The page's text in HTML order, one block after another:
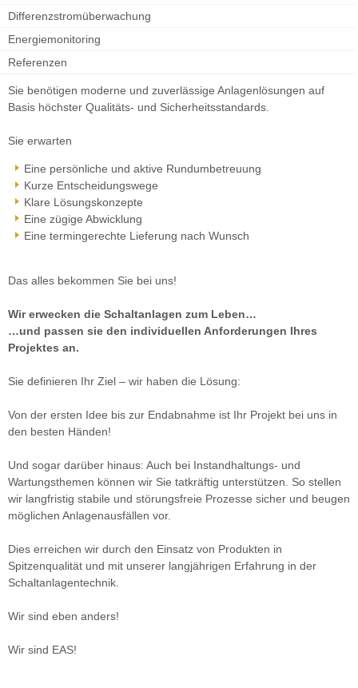
Differenzstromüberwachung
Energiemonitoring
Referenzen
Sie benötigen moderne und zuverlässige Anlagenlösungen auf
Basis höchster Qualitäts- und Sicherheitsstandards.
Sie erwarten
Eine persönliche und aktive Rundumbetreuung
Kurze Entscheidungswege
Klare Lösungskonzepte
Eine zügige Abwicklung
Eine termingerechte Lieferung nach Wunsch
Das alles bekommen Sie bei uns!
Wir erwecken die Schaltanlagen zum Leben…
…und passen sie den individuellen Anforderungen Ihres
Projektes an.
Sie definieren Ihr Ziel – wir haben die Lösung:
Von der ersten Idee bis zur Endabnahme ist Ihr Projekt bei uns in
den besten Händen!
Und sogar darüber hinaus: Auch bei Instandhaltungs- und
Wartungsthemen können wir Sie tatkräftig unterstützen. So stellen
wir langfristig stabile und störungsfreie Prozesse sicher und beugen
möglichen Anlagenausfällen vor.
Dies erreichen wir durch den Einsatz von Produkten in
Spitzenqualität und mit unserer langjährigen Erfahrung in der
Schaltanlagentechnik.
Wir sind eben anders!
Wir sind EAS!